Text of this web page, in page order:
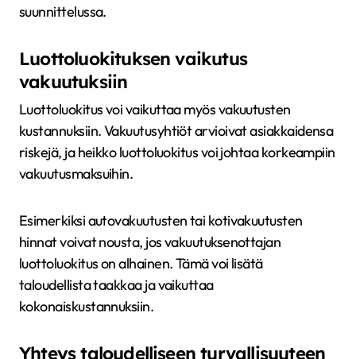
suunnittelussa.
Luottoluokituksen vaikutus
vakuutuksiin
Luottoluokitus voi vaikuttaa myös vakuutusten
kustannuksiin. Vakuutusyhtiöt arvioivat asiakkaidensa
riskejä, ja heikko luottoluokitus voi johtaa korkeampiin
vakuutusmaksuihin.
Esimerkiksi autovakuutusten tai kotivakuutusten
hinnat voivat nousta, jos vakuutuksenottajan
luottoluokitus on alhainen. Tämä voi lisätä
taloudellista taakkaa ja vaikuttaa
kokonaiskustannuksiin.
Yhteys taloudelliseen turvallisuuteen